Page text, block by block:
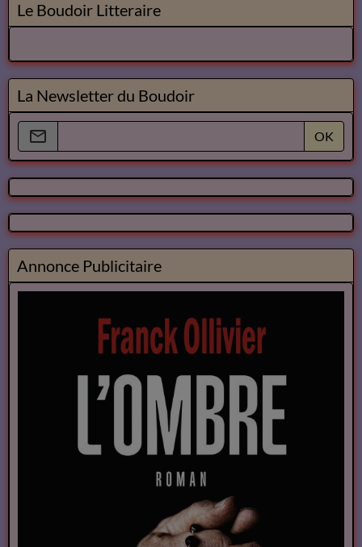
Le Boudoir Litteraire
La Newsletter du Boudoir
OK
Annonce Publicitaire